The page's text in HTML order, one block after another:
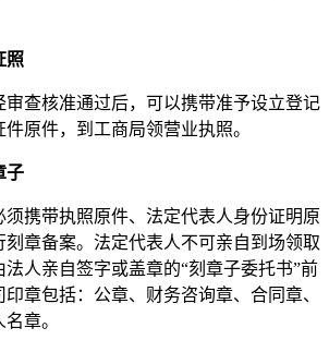
照
查核准通过后，可以携带准予设立登记
原件，到工商局领营业执照。
子
带执照原件、法定代表人身份证明原
章备案。法定代表人不可亲自到场领取
人亲自签字或盖章的“刻章子委托书”前
章包括：公章、财务咨询章、合同章、
章。